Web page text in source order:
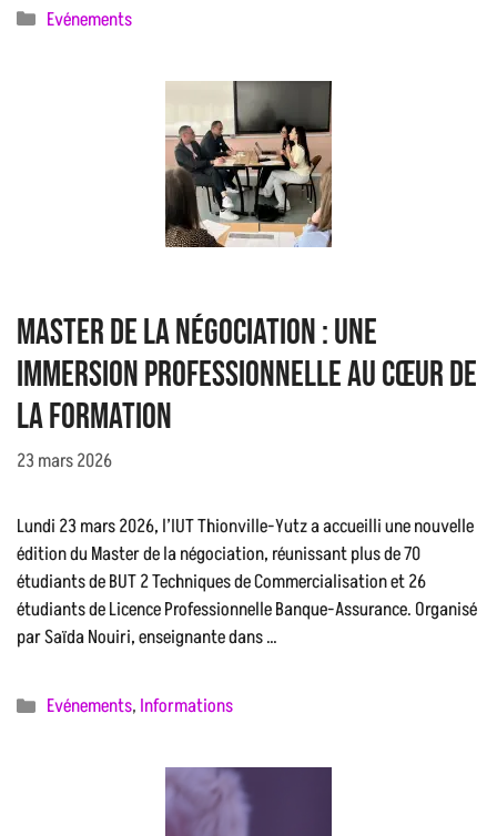
Catégories
Evénements
Master de la négociation : une
immersion professionnelle au cœur de
la formation
23 mars 2026
Lundi 23 mars 2026, l’IUT Thionville-Yutz a accueilli une nouvelle
édition du Master de la négociation, réunissant plus de 70
étudiants de BUT 2 Techniques de Commercialisation et 26
étudiants de Licence Professionnelle Banque-Assurance. Organisé
par Saïda Nouiri, enseignante dans …
Catégories
Evénements, Informations